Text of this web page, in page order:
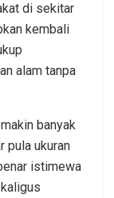
di sekitar
kembali
alam tanpa
banyak
pula ukuran
istimewa